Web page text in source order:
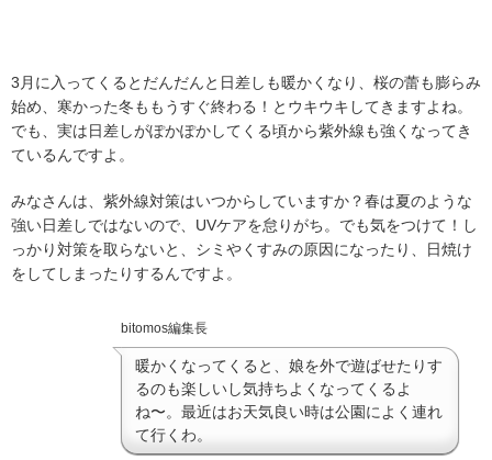
3月に入ってくるとだんだんと日差しも暖かくなり、桜の蕾も膨らみ
始め、寒かった冬ももうすぐ終わる！とウキウキしてきますよね。
でも、実は日差しがぽかぽかしてくる頃から紫外線も強くなってき
ているんですよ。
みなさんは、紫外線対策はいつからしていますか？春は夏のような
強い日差しではないので、UVケアを怠りがち。でも気をつけて！し
っかり対策を取らないと、シミやくすみの原因になったり、日焼け
をしてしまったりするんですよ。
bitomos編集長
暖かくなってくると、娘を外で遊ばせたりす
るのも楽しいし気持ちよくなってくるよ
ね〜。最近はお天気良い時は公園によく連れ
て行くわ。